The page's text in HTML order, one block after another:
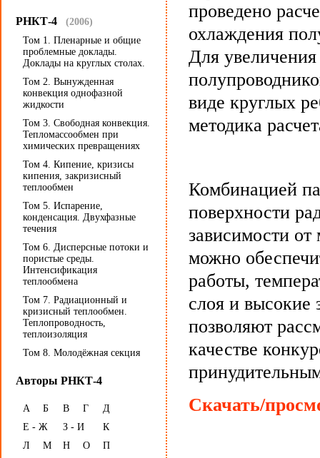
РНКТ-4 (2006)
Том 1. Пленарные и общие
проблемные доклады.
Доклады на круглых столах.
Том 2. Вынужденная
конвекция однофазной
жидкости
Том 3. Свободная конвекция.
Тепломассообмен при
химических превращениях
Том 4. Кипение, кризисы
кипения, закризисный
теплообмен
Том 5. Испарение,
конденсация. Двухфазные
течения
Том 6. Дисперсные потоки и
пористые среды.
Интенсификация
теплообмена
Том 7. Радиационный и
кризисный теплообмен.
Теплопроводность,
теплоизоляция
Том 8. Молодёжная секция
Авторы РНКТ-4
А Б В Г
Д
Е - Ж
З - И
К
Л
М Н О
П
проведено
охлаждения
Для
виде круглых
методика
Комбинацией
поверхности
зависимости
можно
работы,
слоя и высокие
позволяют
качестве
Скачать/